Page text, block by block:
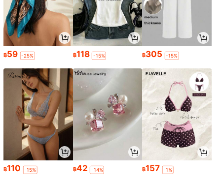
฿59 -25% ฿118 -15% ฿305 -15%
฿110 -15% ฿42 -14% ฿157 -1%